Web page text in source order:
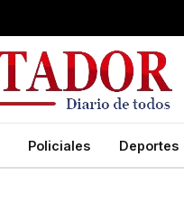
Policiales Deportes